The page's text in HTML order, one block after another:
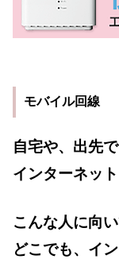
モバイル回線
自宅や、出先
インターネッ
こんな人に向
どこでも、イ